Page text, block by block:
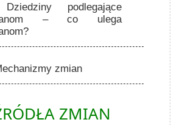
podlegające
– co ulega
zmian
ZMIAN